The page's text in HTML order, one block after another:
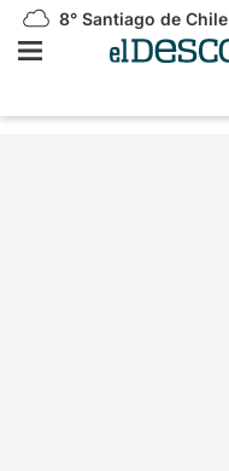
8° Santiago de Chile